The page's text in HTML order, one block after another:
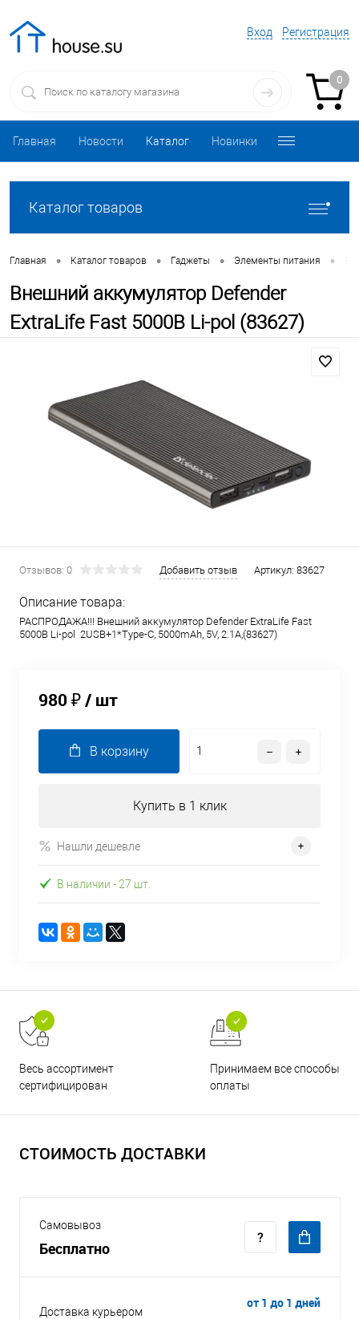
Вход Регистрация
0
Главная Новости Каталог Новинки
Каталог товаров
Главная • Каталог товаров • Гаджеты • Элементы питания •
Внешний аккумулятор Defender
ExtraLife Fast 5000B Li-pol (83627)
Отзывов: 0 Добавить отзыв Артикул: 83627
Описание товара:
РАСПРОДАЖА!!! Внешний аккумулятор Defender ExtraLife Fast
5000B Li-pol 2USB+1*Type-C, 5000mAh, 5V, 2.1A,(83627)
980 ₽/ шт
В корзину
Купить в 1 клик
Нашли дешевле
В наличии - 27 шт.
Весь ассортимент
сертифицирован
Принимаем все способы
оплаты
СТОИМОСТЬ ДОСТАВКИ
Самовывоз
Бесплатно
Доставка курьером
от 1 до 1 дней